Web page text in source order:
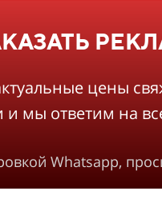
цены
и мы ответим на
Whatsapp,